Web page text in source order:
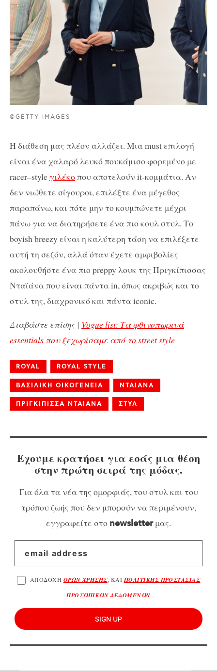
©GETTY IMAGES
Η διάθεση μας πλέον αλλάζει. Μιαmustεπιλογή
είναι ένα χαλαρό λευκό πουκάμισο φορεμένο με
racer–styleγιλέκοπου αποτελούν it-κομμάτια. Αν
δεν νιώθετε σίγουροι, επιλέξτε ένα μέγεθος
παραπάνω, και πότε μην το κουμπώνετε μέχρι
πάνω για να διατηρήσετε ένα πιο κουλ στυλ. Το
boyishbreezy είναι η καλύτερη τάση να επιλέξετε
αυτή τη σεζόν, αλλά όταν έχετε αμφιβολίες
ακολουθήστε ένα πιοpreppy λουκ της Πριγκίπισσας
Νταϊάνα που είναι πάνταin, όπως ακριβώς και το
στυλ της, διαχρονικό και πάνταiconic.
Διαβάστε επίσης | Vogue list: Τα φθινοπωρινά
essentials που ξεχωρίσαμε από το street style
ROYAL ROYAL STYLE
ΒΑΣΙΛΙΚΗ ΟΙΚΟΓΕΝΕΙΑ ΝΤΑΙΑΝΑ
ΠΡΙΓΚΙΠΙΣΣΑ ΝΤΑΙΑΝΑ ΣΤΥΛ
Έχουμε κρατήσει για εσάς μια θέση
στην πρώτη σειρά της μόδας.
Για όλα τα νέα της ομορφιάς, του στυλ και του
τρόπου ζωής που δεν μπορούν να περιμένουν,
εγγραφείτε στο newsletterμας.
ΑΠΟΔΟΧΗ ΟΡΩΝ ΧΡΗΣΗΣ, ΚΑΙΠΟΛΙΤΙΚΗΣ ΠΡΟΣΤΑΣΙΑΣ
ΠΡΟΣΩΠΙΚΩΝ ΔΕΔΟΜΕΝΩΝ
SIGN UP